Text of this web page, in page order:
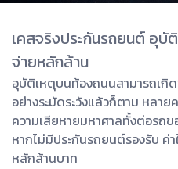
เคสจริงประกันรถยนต์ อุบั
จ่ายหลักล้าน
อุบัติเหตุบนท้องถนนสามารถเกิด
อย่างระมัดระวังแล้วก็ตาม หลา
ความเสียหายมหาศาลทั้งต่อรถ
หากไม่มีประกันรถยนต์รองรับ ค่
หลักล้านบาท